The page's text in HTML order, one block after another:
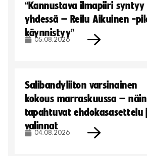
“Kannustava ilmapiiri syntyy
yhdessä – Reilu Aikuinen -
käynnistyy”
05.08.2026
Salibandyliiton varsinainen
kokous marraskuussa – näin
tapahtuvat ehdokasasettelu
valinnat
04.08.2026